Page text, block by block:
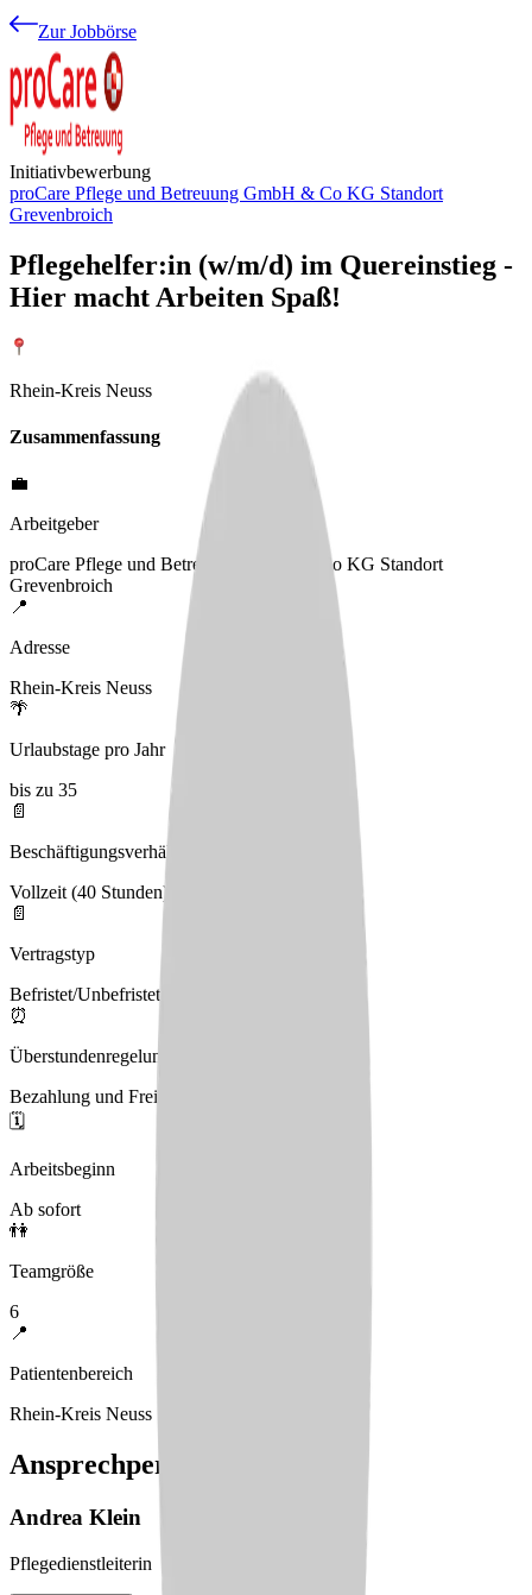
Zur Jobbörse
Initiativbewerbung
proCare Pflege und Betreuung GmbH & Co KG Standort
Grevenbroich
Pflegehelfer:in (w/m/d) im Quereinstieg -
Hier macht Arbeiten Spaß!
Rhein-Kreis Neuss
Zusammenfassung
💼
Arbeitgeber
proCare Pflege und Betreuung GmbH & Co KG Standort
Grevenbroich
📍
Adresse
Rhein-Kreis Neuss
🌴
Urlaubstage pro Jahr
bis zu 35
📄
Beschäftigungsverhältnis
Vollzeit (40 Stunden), Teilzeit
📄
Vertragstyp
Befristet/Unbefristet
⏰
Überstundenregelung
Bezahlung und Freizeitausgleich
🗓️
Arbeitsbeginn
Ab sofort
👫
Teamgröße
6
📍
Patientenbereich
Rhein-Kreis Neuss
Ansprechperson
Andrea Klein
Pflegedienstleiterin